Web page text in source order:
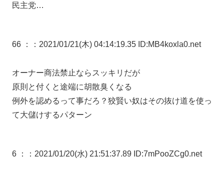
民主党…
66 ： ：2021/01/21(木) 04:14:19.35 ID:MB4koxla0.net
オーナー商法禁止ならスッキリだが
原則と付くと途端に胡散臭くなる
例外を認めるって事だろ？狡賢い奴はその抜け道を使っ
て大儲けするパターン
6 ： ：2021/01/20(水) 21:51:37.89 ID:7mPooZCg0.net